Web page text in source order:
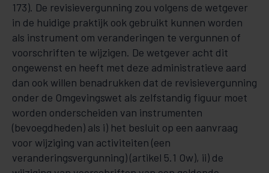
173). De revisievergunning zou volgens de wetgever
in de huidige praktijk ook gebruikt kunnen worden
als instrument om veranderingen te vergunnen of
voorschriften te wijzigen. De wetgever acht dit
ongewenst en heeft met deze administratieve aard
dan ook willen benadrukken dat de revisievergunning
onder de Omgevingswet als zelfstandig figuur moet
worden onderscheiden van instrumenten
(bevoegdheden) als i) het besluit op een aanvraag
voor wijziging van activiteiten (een
veranderingsvergunning) (artikel 5.1 Ow), ii) de